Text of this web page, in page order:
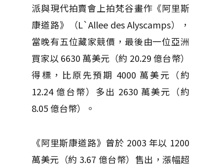
派與現代拍賣會上拍梵谷畫作《阿里斯
康道路》（L`Allee des Alyscamps），
當晚有五位藏家競價，最後由一位亞洲
買家以 6630 萬美元（約 20.29 億台幣）
得標，比原先預期 4000 萬美元（約
12.24 億台幣）多出 2630 萬美元（約
8.05 億台幣）。
《阿里斯康道路》曾於 2003 年以 1200
萬美元（約 3.67 億台幣）售出，漲幅超